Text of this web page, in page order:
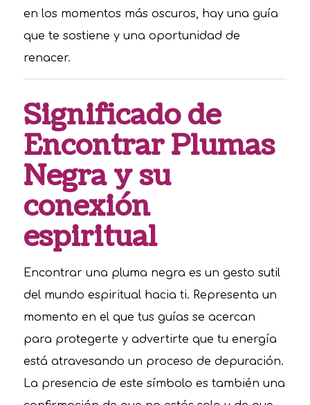
en los momentos más oscuros, hay una guía
que te sostiene y una oportunidad de
renacer.
Significado de
Encontrar Plumas
Negra y su
conexión
espiritual
Encontrar una pluma negra es un gesto sutil
del mundo espiritual hacia ti. Representa un
momento en el que tus guías se acercan
para protegerte y advertirte que tu energía
está atravesando un proceso de depuración.
La presencia de este símbolo es también una